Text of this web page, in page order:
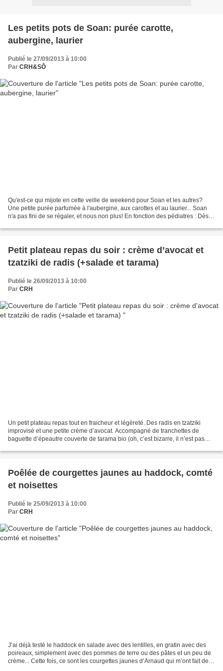
Les petits pots de Soan: purée carotte,
aubergine, laurier
Publié le 27/09/2013 à 10:00
Par CRH&SÔ
Qu'est-ce qui mijote en cette veille de weekend pour Soan et les autres?
Une petite purée parfumée à l'aubergine, aux carottes et au laurier... Soan
n'a pas fini de se régaler, et nous non plus! En fonction des pédiatres : Dès 8
Petit plateau repas du soir : crème d’avocat et
tzatziki de radis (+salade et tarama)
Publié le 26/09/2013 à 10:00
Par CRH
Un petit plateau repas tout en fraicheur et légèreté. Des radis en tzatziki
improvisé et une petite crème d’avocat. Accompagné de tranchettes de
baguette d’épeautre couverte de tarama bio (oh, c’est bizarre, il n’est pas
Poêlée de courgettes jaunes au haddock, comté
et noisettes
Publié le 25/09/2013 à 10:00
Par CRH
J’ai déjà testé le haddock en salade avec des lentilles, en gratin avec des
poireaux, simplement avec des pommes de terre ou des pâtes et un peu de
crème... Cette fois, ce sont les courgettes jaunes d’Arnaud qui m’ont fait de